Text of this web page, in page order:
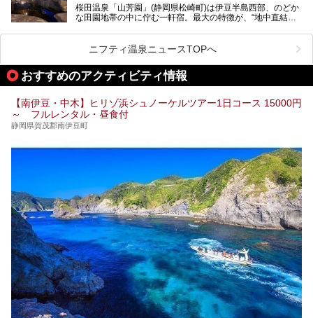
入れる温泉施設、チェックしたい観光スポットやアクティビ
ティなどを一挙にまとめピックアップ。伊豆稲取温泉を訪れ
桜田温泉「山芳園」(静岡県松崎町)は伊豆半島西部、のどか
な田園地帯の中に佇む一軒宿。最大の特徴が、“地中直結か
地下に眠る源泉を加水・加温・消毒無し、さらには途中過程
で空気にも触れさせることなく浴槽まで提供。「究極の源泉
かけ流し」と言っても決して過言ではありません。
今回、桜田温泉「山芳園」の“温泉”を中心に、その魅力を詳
細レポート。また口コミの評判も非常に高い宿であり、客室
や食事も併せて徹底紹介します！
ニフティ温泉ニュースTOPへ
おすすめのアクティビティ情報
【南伊豆・中木】ヒリゾ浜シュノーケルツアー1日コース 15000円
～ フルレンタル・昼食付
静岡県賀茂郡南伊豆町